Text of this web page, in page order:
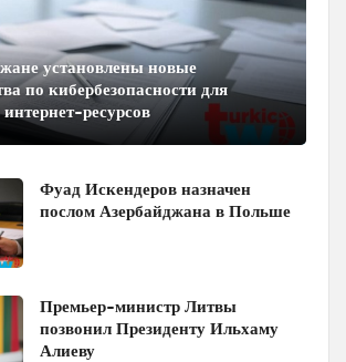
установлены новые
по кибербезопасности для
ресурсов
Фуад Искендеров назначен
послом Азербайджана в Польше
Премьер-министр Литвы
позвонил Президенту Ильхаму
Алиеву